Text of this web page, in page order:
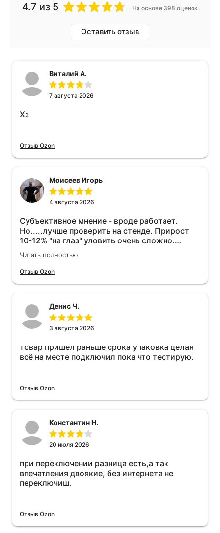
4.7 из 5 На основе 398 оценок
Оставить отзыв
Виталий А.
7 августа 2026
Хз
Отзыв Ozon
Моисеев Игорь
4 августа 2026
Субъективное мнение - вроде работает.
Но.....лучше проверить на стенде. Прирост
10-12% "на глаз" уловить очень сложно.
Покатаюсь, потом отключу и посмотрю, что
будет 😁.
Читать полностью
Отзыв Ozon
Денис Ч.
3 августа 2026
товар пришел раньше срока упаковка целая
всё на месте подключил пока что тестирую.
Отзыв Ozon
Константин Н.
20 июля 2026
при переключении разница есть,а так
впечатления двоякие, без интернета не
переключиш.
Отзыв Ozon